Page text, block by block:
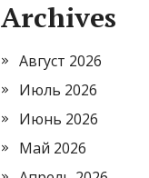
Archives
Август 2026
Июль 2026
Июнь 2026
Май 2026